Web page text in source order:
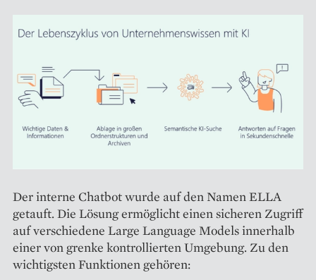
Der interne Chatbot wurde auf den Namen ELLA
getauft. Die Lösung ermöglicht einen sicheren Zugriff
auf verschiedene Large Language Models innerhalb
einer von grenke kontrollierten Umgebung. Zu den
wichtigsten Funktionen gehören: